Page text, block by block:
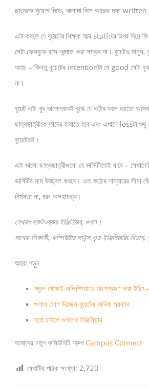
ছাত্রকে সুযোগ দিতে, আলাদা দিনে আরেক দফা
এটা করতে যে বুয়েটের শিক্ষক আর stuffদের উপর দিয়ে কি
সেটা ফেসবুকে বসে আন্দাজ করা সম্ভব না। বুয়েটও মানুষ,
আছে – কিন্তু বুয়েটের intentionটা যে good সেটা
না।
বুয়েট এটা খুব ভালোভাবেই বুঝে যে এটার ফলে হয়তো
ছাত্রছাত্রীকে তাদের হারাতে হবে এবং এখানে lossটা
বুয়েটেরই।
এই ভালো ছাত্রছাত্রীগুলো যে ভার্সিটিতেই যাবে –
ভার্সিটির নাম উজ্জ্বল করবে। এত কঠোর নাম্বারের সীমা
নির্মমতা না, বরং অসহায়ত্ব।
লেখকঃ সফটওয়্যার ইঞ্জিনিয়ার, গুগল।
সাবেক শিক্ষার্থী, কম্পিউটার সাইন্স এন্ড ইঞ্জিনিয়ারিং
আরো পড়ুন
স্কুল থেকেই অলিম্পিয়াডে অংশগ্রহণ করা উচিৎ
গুগলে যোগ দিচ্ছেন বুয়েটের অনিক সরকার
হতে চাইলে গুগলের ইঞ্জিনিয়ার
আমাদের নতুন কমিউনিটি গ্রুপ Campus Connect
লেখাটির পাঠক সংখ্যা: 2,720